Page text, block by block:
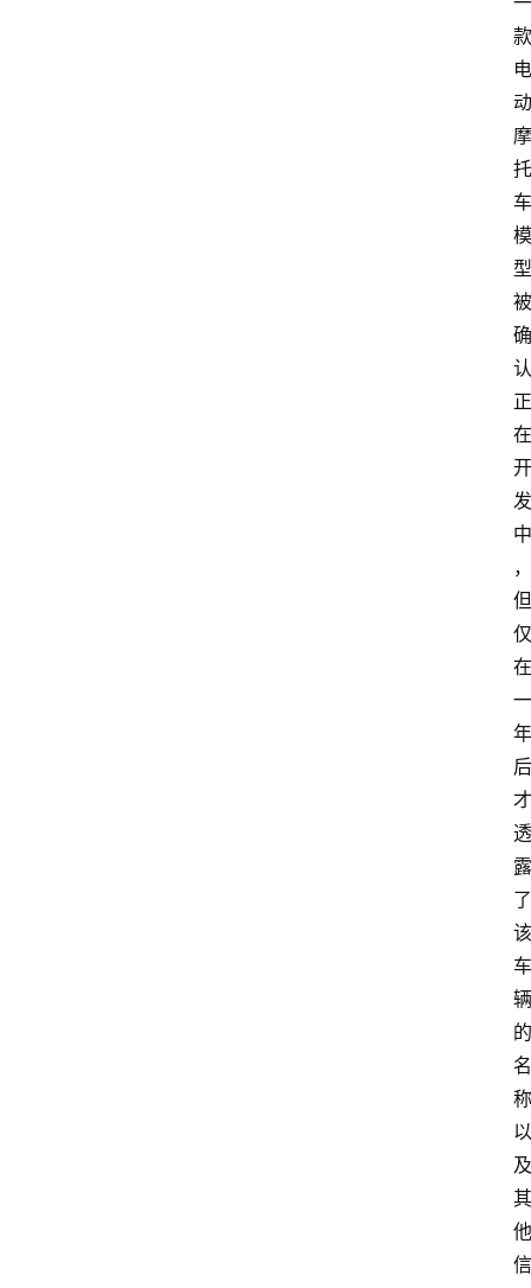
款
电
动
摩
托
车
模
型
被
确
认
正
在
开
发
中
，
但
仅
在
一
年
后
才
透
露
了
该
车
辆
的
名
称
以
及
其
他
信